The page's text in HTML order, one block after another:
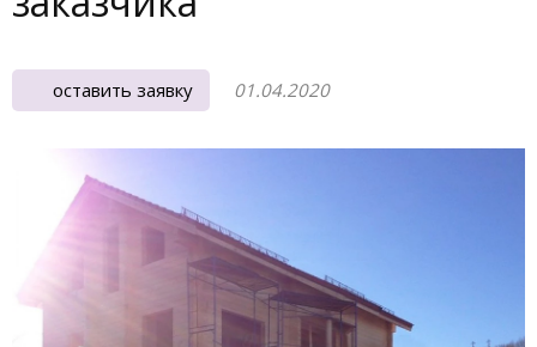
оставить заявку 01.04.2020